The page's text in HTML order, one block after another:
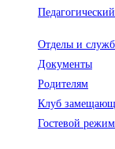
Отделы и
Документы
Родителям
Клуб
Гостевой режим